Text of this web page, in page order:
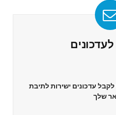
לקבל עדכונים ישירות לתיבת
שלך